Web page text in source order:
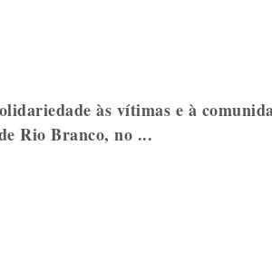
às vítimas e à
Rio Branco, no ...